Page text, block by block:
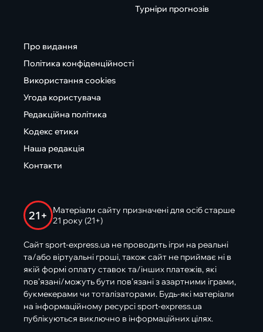
Турніри прогнозів
Про видання
Політика конфіденційності
Використання cookies
Угода користувача
Редакційна політика
Кодекс етики
Наша редакція
Контакти
21+
Матеріали сайту призначені для осіб старше
21 року (21+)
Сайт sport-express.ua не проводить ігри на реальні
та/або віртуальні гроші, також сайт не приймає ні в
якій формі оплату ставок та/інших платежів, які
пов’язані/можуть бути пов’язані з азартними іграми,
букмекерами чи тоталізаторами. Будь-які матеріали
на інформаційному ресурсі sport-express.ua
публікуються виключно в інформаційних цілях.